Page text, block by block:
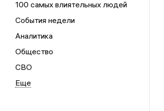
100 самых влиятельных людей
События недели
Аналитика
Общество
СВО